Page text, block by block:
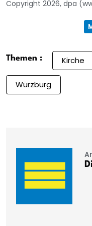
Copyright 2026, dpa
Themen : Kirche
Würzburg